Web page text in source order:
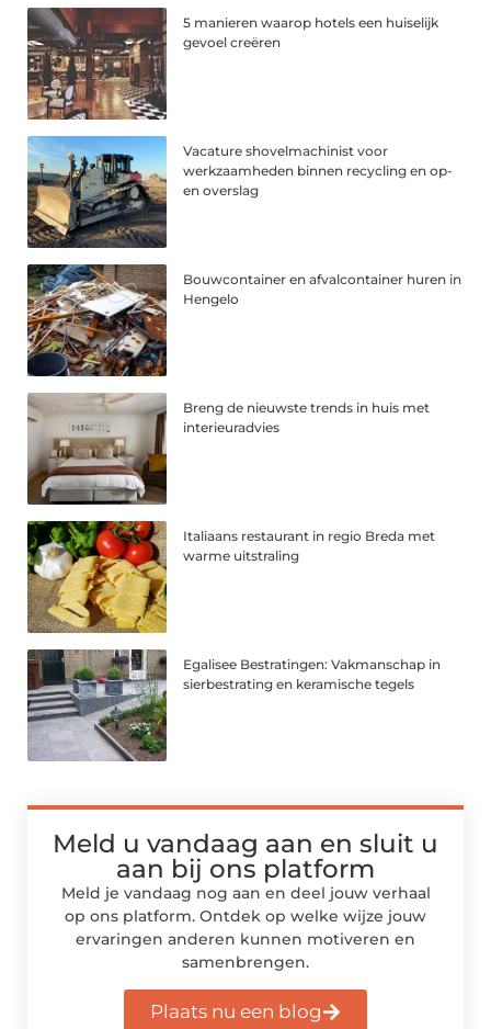
5 manieren waarop hotels een huiselijk
gevoel creëren
Vacature shovelmachinist voor
werkzaamheden binnen recycling en op-
en overslag
Bouwcontainer en afvalcontainer huren in
Hengelo
Breng de nieuwste trends in huis met
interieuradvies
Italiaans restaurant in regio Breda met
warme uitstraling
Egalisee Bestratingen: Vakmanschap in
sierbestrating en keramische tegels
Meld u vandaag aan en sluit u
aan bij ons platform
Meld je vandaag nog aan en deel jouw verhaal
op ons platform. Ontdek op welke wijze jouw
ervaringen anderen kunnen motiveren en
samenbrengen.
Plaats nu een blog